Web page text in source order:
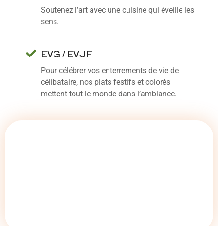
Soutenez l’art avec une cuisine qui éveille les
sens.
EVG / EVJF
Pour célébrer vos enterrements de vie de
célibataire, nos plats festifs et colorés
mettent tout le monde dans l’ambiance.